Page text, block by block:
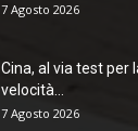
7 Agosto 2026
Cina, al via test per
velocità...
7 Agosto 2026